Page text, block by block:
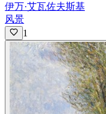
伊万·艾瓦佐夫斯基
风景
1